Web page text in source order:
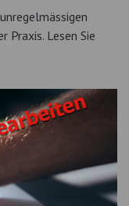
Praxis. Lesen Sie